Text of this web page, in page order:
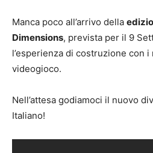
Manca poco all’arrivo della
Dimensions, prevista per il 9
l’esperienza di costruzione con
videogioco.
Nell’attesa godiamoci il nuovo
Italiano!